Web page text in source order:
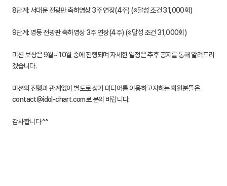
8단계: 서대문 전광판 축하영상 3주 연장(4주) (※달성 조건 31,000회)
9단계: 명동 전광판 축하영상 3주 연장(4주) (※달성 조건 31,000회)
미션 보상은 9월~ 10월 중에 진행되며 자세한 일정은 추후 공지를 통해 알려드리
겠습니다.
미션의 진행과 관계없이 별도로 상기 미디어를 이용하고자하는 회원분들은
contact@idol-chart.com로 문의 바랍니다.
감사합니다 ^^